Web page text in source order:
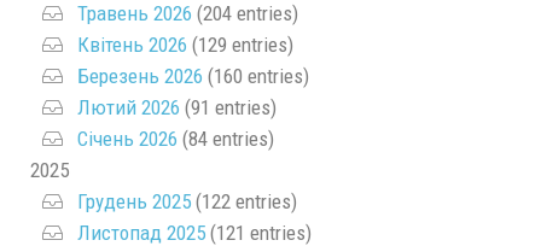
Травень 2026 (204 entries)
Квітень 2026 (129 entries)
Березень 2026 (160 entries)
Лютий 2026 (91 entries)
Січень 2026 (84 entries)
2025
Грудень 2025 (122 entries)
Листопад 2025 (121 entries)